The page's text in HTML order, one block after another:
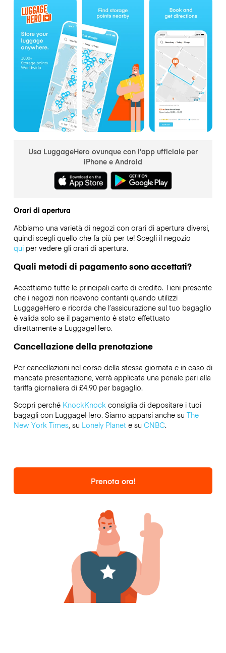
Usa LuggageHero ovunque con l'app ufficiale per
iPhone e Android
Orari di apertura
Abbiamo una varietà di negozi con orari di apertura diversi,
quindi scegli quello che fa più per te! Scegli il negozio
quiper vedere gli orari di apertura.
Quali metodi di pagamento sono accettati?
Accettiamo tutte le principali carte di credito. Tieni presente
che i negozi non ricevono contanti quando utilizzi
LuggageHero e ricorda che l’assicurazione sul tuo bagaglio
è valida solo se il pagamento è stato effettuato
direttamente a LuggageHero.
Cancellazione della prenotazione
Per cancellazioni nel corso della stessa giornata e in caso di
mancata presentazione, verrà applicata una penale pari alla
tariffa giornaliera di £4.90 per bagaglio.
Scopri perché KnockKnockconsiglia di depositare i tuoi
bagagli con LuggageHero. Siamo apparsi anche su The
New York Times, su Lonely Planete su CNBC.
Prenota ora!